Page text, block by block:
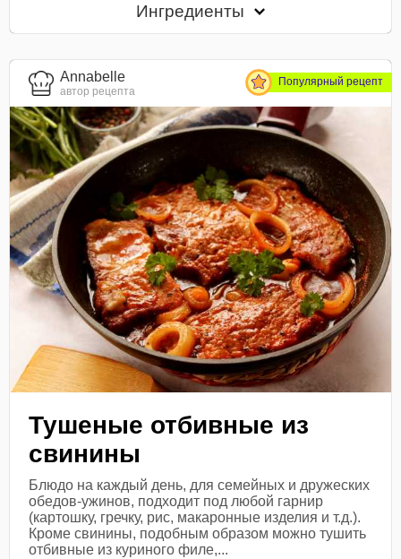
Ингредиенты
Annabelle
автор рецепта
Популярный рецепт
Тушеные отбивные из
свинины
Блюдо на каждый день, для семейных и дружеских
обедов-ужинов, подходит под любой гарнир
(картошку, гречку, рис, макаронные изделия и т.д.).
Кроме свинины, подобным образом можно тушить
отбивные из куриного филе,...